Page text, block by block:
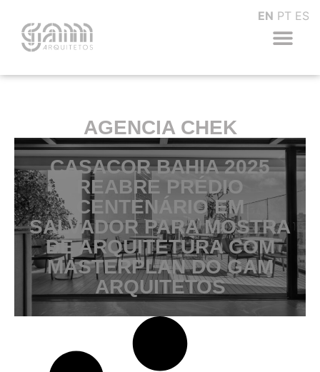
AGENCIA CHEK
CASACOR BAHIA 2025
REABRE PRÉDIO
CENTENÁRIO EM
SALVADOR PARA MOSTRA
DE ARQUITETURA COM
MASTERPLAN DO GAM
ARQUITETOS
EN PT ES